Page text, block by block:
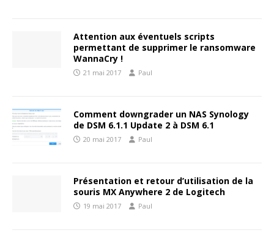
Attention aux éventuels scripts
permettant de supprimer le ransomware
WannaCry !
21 mai 2017 Paul
Comment downgrader un NAS Synology
de DSM 6.1.1 Update 2 à DSM 6.1
20 mai 2017 Paul
Présentation et retour d’utilisation de la
souris MX Anywhere 2 de Logitech
19 mai 2017 Paul